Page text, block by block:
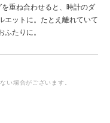
重ね合わせると、時計のダ
エットに。たとえ離れていて
たりに。
い場合がございます。